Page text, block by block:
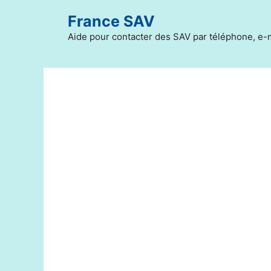
France SAV
Aide pour contacter des SAV par téléphone,